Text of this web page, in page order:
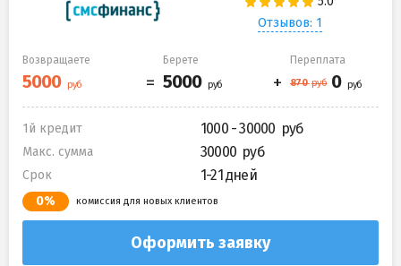
Отзывов: 1
Возвращаете Берете Переплата
1й кредит 1000 - 30000
Макс. сумма 30000
Срок 1-21 дней
0% комиссия для новых клиентов
Оформить заявку